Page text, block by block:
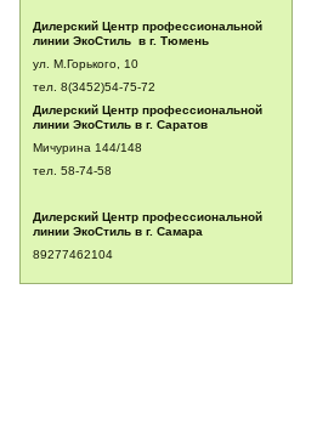
Дилерский Центр профессиональной
линии ЭкоСтиль в г. Тюмень
ул. М.Горького, 10
тел. 8(3452)54-75-72
Дилерский Центр профессиональной
линии ЭкоСтиль в г. Саратов
Мичурина 144/148
тел. 58-74-58
Дилерский Центр профессиональной
линии ЭкоСтиль в г. Самара
89277462104